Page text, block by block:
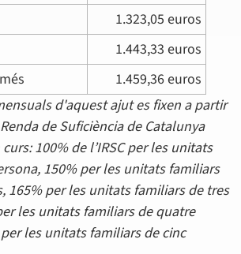
1.323,05 euros
1.443,33 euros
1.459,36 euros
d'aquest ajut es fixen a partir
de Suficiència de Catalunya
100% de l’IRSC per les unitats
150% per les unitats familiars
165% per les unitats familiars de tres
les unitats familiars de quatre
les unitats familiars de cinc